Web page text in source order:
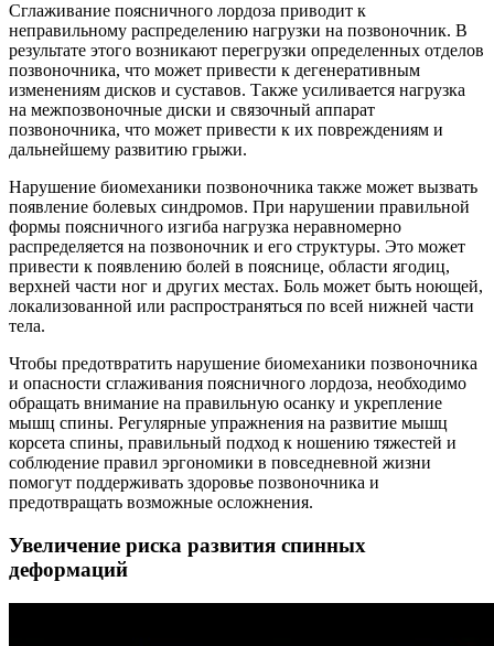
Сглаживание поясничного лордоза приводит к
неправильному распределению нагрузки на позвоночник. В
результате этого возникают перегрузки определенных отделов
позвоночника, что может привести к дегенеративным
изменениям дисков и суставов. Также усиливается нагрузка
на межпозвоночные диски и связочный аппарат
позвоночника, что может привести к их повреждениям и
дальнейшему развитию грыжи.
Нарушение биомеханики позвоночника также может вызвать
появление болевых синдромов. При нарушении правильной
формы поясничного изгиба нагрузка неравномерно
распределяется на позвоночник и его структуры. Это может
привести к появлению болей в пояснице, области ягодиц,
верхней части ног и других местах. Боль может быть ноющей,
локализованной или распространяться по всей нижней части
тела.
Чтобы предотвратить нарушение биомеханики позвоночника
и опасности сглаживания поясничного лордоза, необходимо
обращать внимание на правильную осанку и укрепление
мышц спины. Регулярные упражнения на развитие мышц
корсета спины, правильный подход к ношению тяжестей и
соблюдение правил эргономики в повседневной жизни
помогут поддерживать здоровье позвоночника и
предотвращать возможные осложнения.
Увеличение риска развития спинных
деформаций